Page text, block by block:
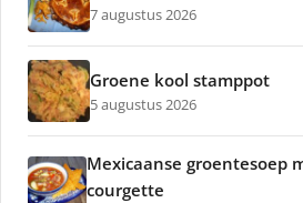
7 augustus 2026
Groene kool stamppot
5 augustus 2026
Mexicaanse groentesoep
courgette